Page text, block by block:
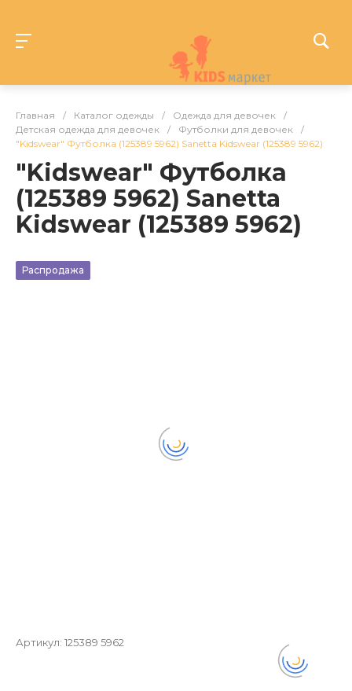
Главная / Каталог одежды / Одежда для девочек
/
Детская одежда для девочек
/ Футболки для девочек
/
"Kidswear" Футболка (125389 5962) Sanetta Kidswear (125389 5962)
"Kidswear" Футболка
(125389 5962) Sanetta
Kidswear (125389 5962)
Распродажа
Артикул: 125389 5962